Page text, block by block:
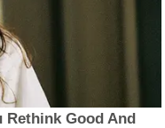
Rethink Good And